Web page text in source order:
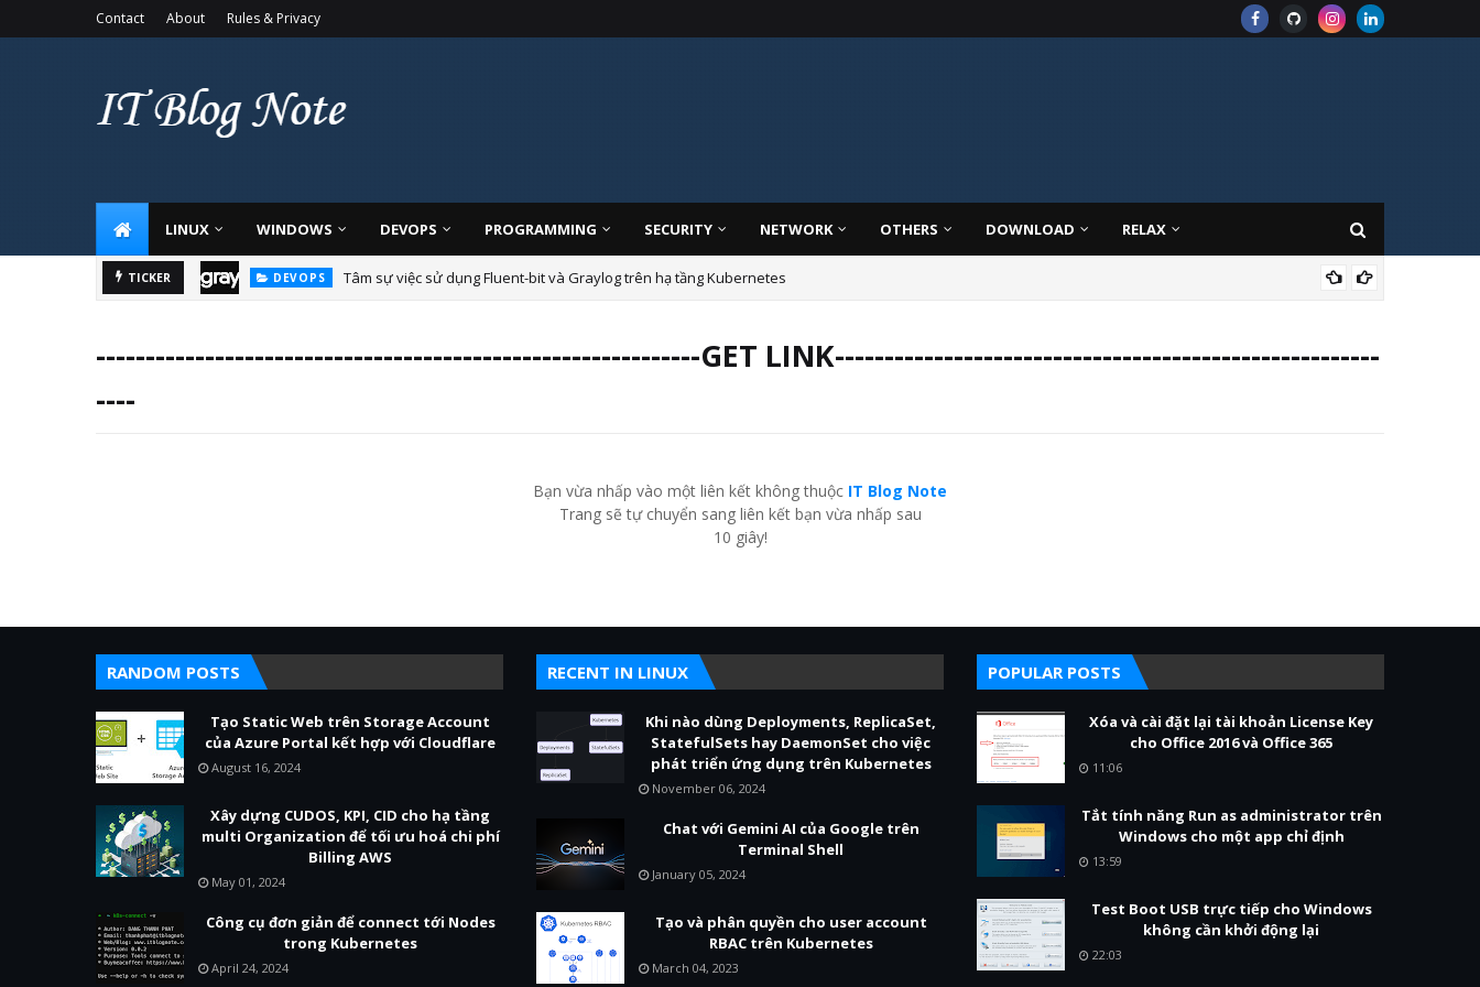
Contact About Rules & Privacy
LINUX WINDOWS DEVOPS PROGRAMMING SECURITY NETWORK OTHERS DOWNLOAD RELAX
TICKER DEVOPS Tâm sự việc sử dụng Fluent-bit và Graylog trên hạ tầng Kubernetes
-------------------------------------------------------------GET LINK-------------------------------------------------------
----
Bạn vừa nhấp vào một liên kết không thuộc IT Blog Note
Trang sẽ tự chuyển sang liên kết bạn vừa nhấp sau
9giây!
RANDOM POSTS
Tạo Static Web trên Storage Account
của Azure Portal kết hợp với Cloudflare
August 16, 2024
Xây dựng CUDOS, KPI, CID cho hạ tầng
multi Organization để tối ưu hoá chi phí
Billing AWS
May 01, 2024
Công cụ đơn giản để connect tới Nodes
trong Kubernetes
April 24, 2024
RECENT IN LINUX
Khi nào dùng Deployments, ReplicaSet,
StatefulSets hay DaemonSet cho việc
phát triển ứng dụng trên Kubernetes
November 06, 2024
Chat với Gemini AI của Google trên
Terminal Shell
January 05, 2024
Tạo và phân quyền cho user account
RBAC trên Kubernetes
March 04, 2023
POPULAR POSTS
Xóa và cài đặt lại tài khoản License Key
cho Office 2016 và Office 365
11:06
Tắt tính năng Run as administrator trên
Windows cho một app chỉ định
13:59
Test Boot USB trực tiếp cho Windows
không cần khởi động lại
22:03